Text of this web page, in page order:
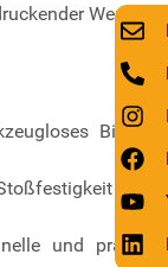
Wert für
Biegen
und
und präzise